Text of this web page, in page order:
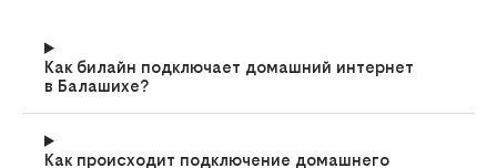
Как билайн подключает домашний интернет
в Балашихе?
Как происходит подключение домашнего